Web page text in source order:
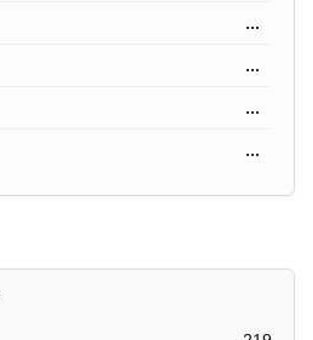
...
...
...
...